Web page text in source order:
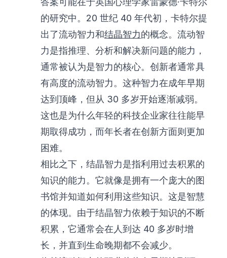
的研究中。20 世纪 40 年代初，卡特尔提
出了流动智力和结晶智力的概念。流动智
力是指推理、分析和解决新问题的能力，
通常被认为是智力的核心。创新者通常具
有高度的流动智力。这种智力在成年早期
达到顶峰，但从 30 多岁开始逐渐减弱。
这也是为什么年轻的科技企业家往往能早
期取得成功，而年长者在创新方面则更加
困难。
相比之下，结晶智力是指利用过去积累的
知识的能力。它就像是拥有一个庞大的图
书馆并知道如何利用这些知识。这是智慧
的体现。由于结晶智力依赖于知识的不断
积累，它通常会在人到达 40 多岁时增
长，并直到生命晚期都不会减少。